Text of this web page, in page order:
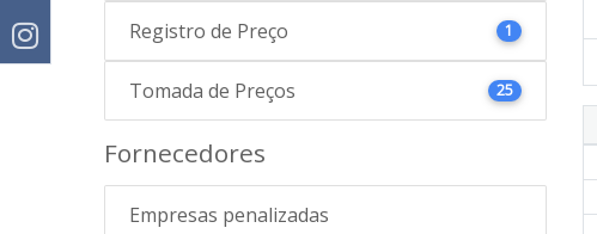
Registro de Preço 1
Tomada de Preços 25
Fornecedores
Empresas penalizadas